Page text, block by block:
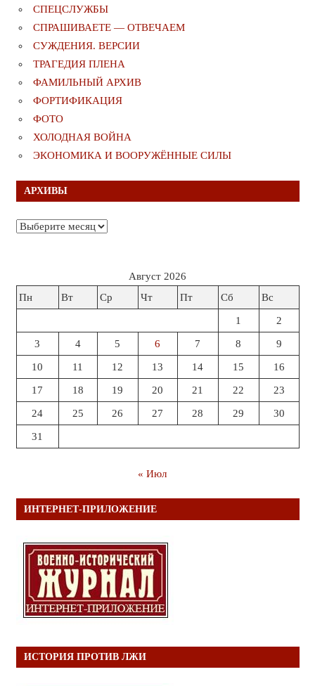
СПЕЦСЛУЖБЫ
СПРАШИВАЕТЕ — ОТВЕЧАЕМ
СУЖДЕНИЯ. ВЕРСИИ
ТРАГЕДИЯ ПЛЕНА
ФАМИЛЬНЫЙ АРХИВ
ФОРТИФИКАЦИЯ
ФОТО
ХОЛОДНАЯ ВОЙНА
ЭКОНОМИКА И ВООРУЖЁННЫЕ СИЛЫ
АРХИВЫ
Архивы
Август 2026
Пн
Вт Ср Чт Пт Сб Вс
1 2
3 4 5 6 7 8 9
10 11 12 13 14 15 16
17 18 19 20 21 22 23
24 25 26 27 28 29 30
31
« Июл
ИНТЕРНЕТ-ПРИЛОЖЕНИЕ
ИСТОРИЯ ПРОТИВ ЛЖИ